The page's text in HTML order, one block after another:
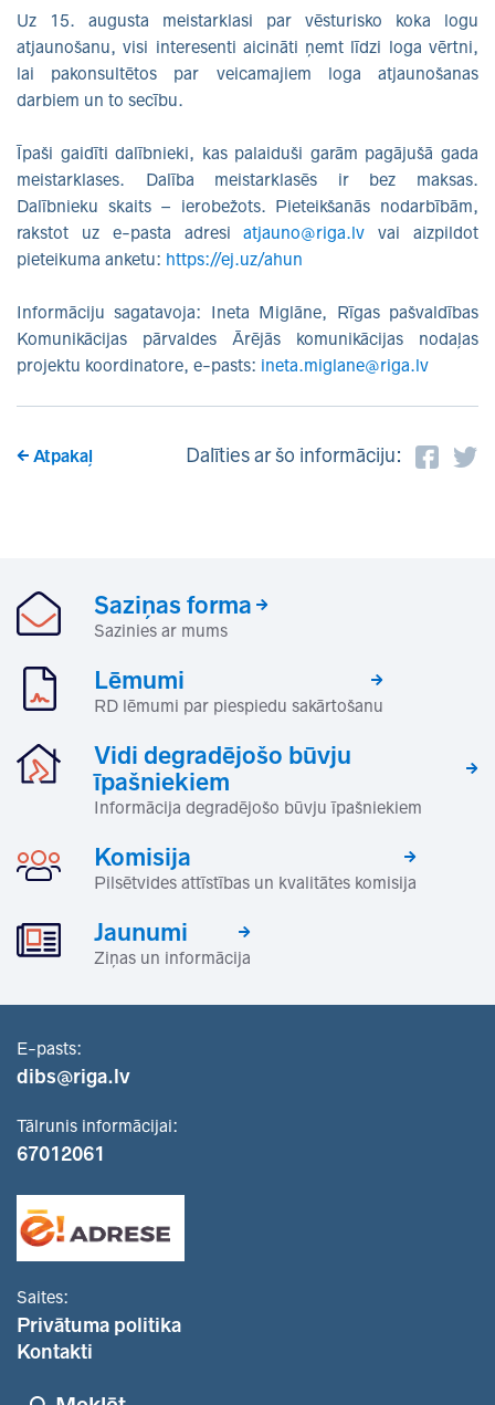
Uz 15. augusta meistarklasi par vēsturisko koka logu
atjaunošanu, visi interesenti aicināti ņemt līdzi loga vērtni,
lai pakonsultētos par veicamajiem loga atjaunošanas
darbiem un to secību.
Īpaši gaidīti dalībnieki, kas palaiduši garām pagājušā gada
meistarklases. Dalība meistarklasēs ir bez maksas.
Dalībnieku skaits – ierobežots. Pieteikšanās nodarbībām,
rakstot uz e-pasta adresiatjauno@riga.lv vai aizpildot
pieteikuma anketu: https://ej.uz/ahun
Informāciju sagatavoja: Ineta Miglāne, Rīgas pašvaldības
Komunikācijas pārvaldes Ārējās komunikācijas nodaļas
projektu koordinatore, e-pasts: ineta.miglane@riga.lv
Atpakaļ Dalīties ar šo informāciju:
Saziņas forma
Sazinies ar mums
Lēmumi
RD lēmumi par piespiedu sakārtošanu
Vidi degradējošo būvju
īpašniekiem
Informācija degradējošo būvju īpašniekiem
Komisija
Pilsētvides attīstības un kvalitātes komisija
Jaunumi
Ziņas un informācija
E-pasts:
dibs@riga.lv
Tālrunis informācijai:
67012061
Saites:
Privātuma politika
Kontakti